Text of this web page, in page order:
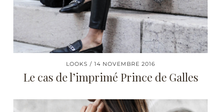
LOOKS 14 NOVEMBRE 2016
Le cas de l’imprimé Prince de Galles